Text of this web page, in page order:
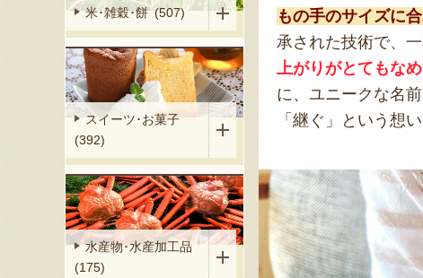
もの手のサイズに
承された技術で、
上がりがとてもなめ
に、ユニークな名
「継ぐ」という想
米･雑穀･餅 (507)
スイーツ･お菓子
(392)
水産物･水産加工品
(175)